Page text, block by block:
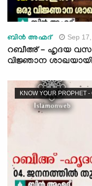
ബിന്‍ അഹ്മദ് Sep
റബീഅ് - ഹൃദയ
വിജ്ഞാന
KNOW YOUR PROPHET